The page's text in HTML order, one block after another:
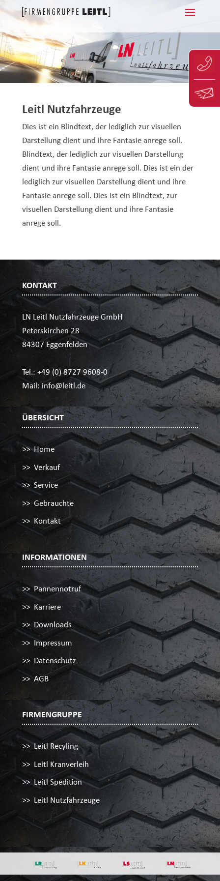
Leitl Nutzfahrzeuge
Dies ist ein Blindtext, der lediglich zur visuellen
Darstellung dient und ihre Fantasie anrege soll.
Blindtext, der lediglich zur visuellen Darstellung
dient und ihre Fantasie anrege soll. Dies ist ein der
lediglich zur visuellen Darstellung dient und ihre
Fantasie anrege soll. Dies ist ein Blindtext, zur
visuellen Darstellung dient und ihre Fantasie
anrege soll.
KONTAKT
LN Leitl Nutzfahrzeuge GmbH
Peterskirchen 28
84307 Eggenfelden
Tel.: +49 (0) 8727 9608-0
Mail:info@leitl.de
ÜBERSICHT
Home
Verkauf
Service
Gebrauchte
Kontakt
INFORMATIONEN
Pannennotruf
Karriere
Downloads
Impressum
Datenschutz
AGB
FIRMENGRUPPE
Leitl Recyling
Leitl Kranverleih
Leitl Spedition
Leitl Nutzfahrzeuge